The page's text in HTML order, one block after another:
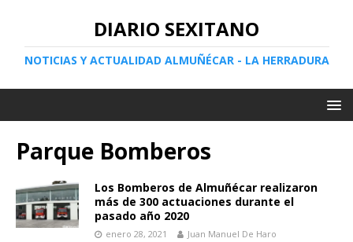
DIARIO SEXITANO
NOTICIAS Y ACTUALIDAD ALMUÑÉCAR - LA HERRADURA
Parque Bomberos
Los Bomberos de Almuñécar realizaron
más de 300 actuaciones durante el
pasado año 2020
enero 28, 2021 Juan Manuel De Haro